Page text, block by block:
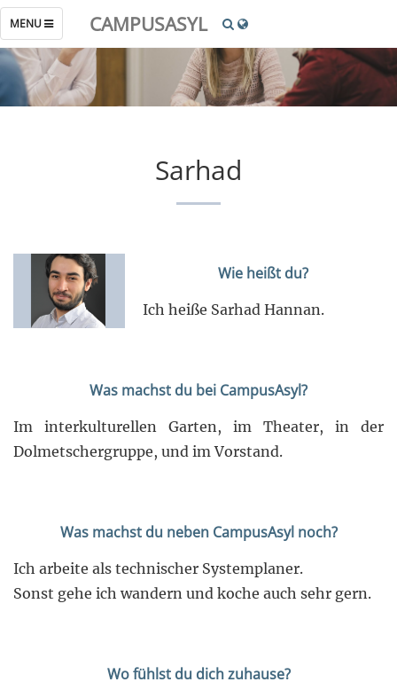
TOGGLE
NAVIGATION
MENU CAMPUSASYL
Sarhad
Wie heißt du?
Ich heiße Sarhad Hannan.
Was machst du bei CampusAsyl?
Im interkulturellen Garten, im Theater, in der
Dolmetschergruppe, und im Vorstand.
Was machst du neben CampusAsyl noch?
Ich arbeite als technischer Systemplaner.
Sonst gehe ich wandern und koche auch sehr gern.
Wo fühlst du dich zuhause?